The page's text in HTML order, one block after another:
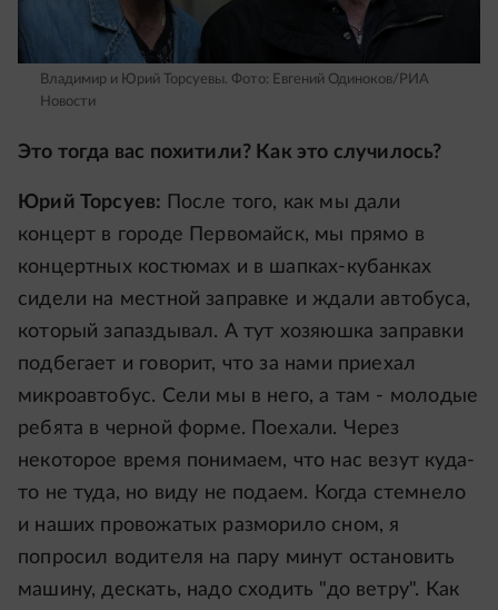
Владимир и Юрий Торсуевы. Фото: Евгений Одиноков/РИА
Новости
Это тогда вас похитили? Как это случилось?
Юрий Торсуев: После того, как мы дали
концерт в городе Первомайск, мы прямо в
концертных костюмах и в шапках-кубанках
сидели на местной заправке и ждали автобуса,
который запаздывал. А тут хозяюшка заправки
подбегает и говорит, что за нами приехал
микроавтобус. Сели мы в него, а там - молодые
ребята в черной форме. Поехали. Через
некоторое время понимаем, что нас везут куда-
то не туда, но виду не подаем. Когда стемнело
и наших провожатых разморило сном, я
попросил водителя на пару минут остановить
машину, дескать, надо сходить "до ветру". Как